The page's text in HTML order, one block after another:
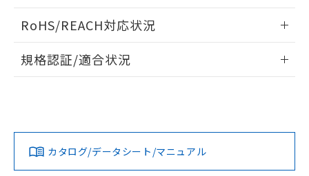
ドすることができます。
ログイン/会員登録
ダウンロードデータをご利用いただく前に、以下を必ずお読
みください。
ソフトウェアの使用条件
RoHS/REACH対応状況
EU RoHS 注意事項・凡例
対応済み
規格認証/適合状況
カタログ/データシート/マニュアル
ものではありません。
また、RoHS指令のフタル酸エステル類４
物質の対応では、対応完了までの期間は出
荷製品に未対応品が混在することから備考
欄に対応日を記載しておりました。